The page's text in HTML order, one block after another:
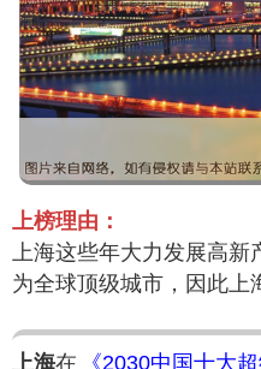
上榜理由：
上海这些年大力发展高
为全球顶级城市，因此上
上海在 《2030中国十大超